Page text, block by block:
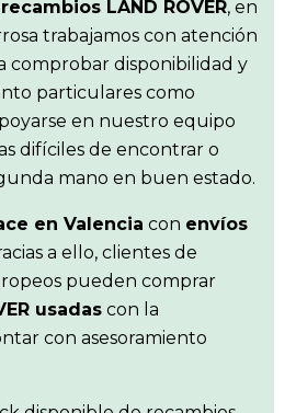
recambios LAND ROVER, en
trabajamos con atención
comprobar disponibilidad y
particulares como
en nuestro equipo
difíciles de encontrar o
mano en buen estado.
en Valencia con envíos
a ello, clientes de
pueden comprar
usadas con la
con asesoramiento